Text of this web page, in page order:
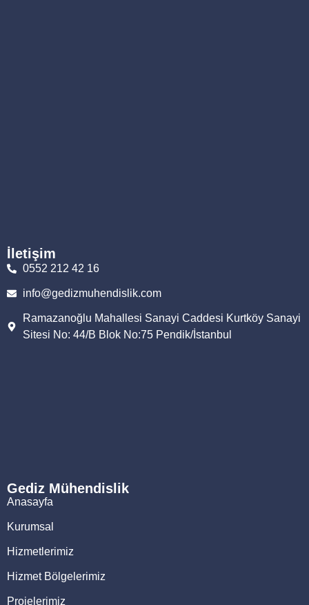
İletişim
0552 212 42 16
info@gedizmuhendislik.com
Ramazanoğlu Mahallesi Sanayi Caddesi Kurtköy Sanayi
Sitesi No: 44/B Blok No:75 Pendik/İstanbul
Gediz Mühendislik
Anasayfa
Kurumsal
Hizmetlerimiz
Hizmet Bölgelerimiz
Projelerimiz